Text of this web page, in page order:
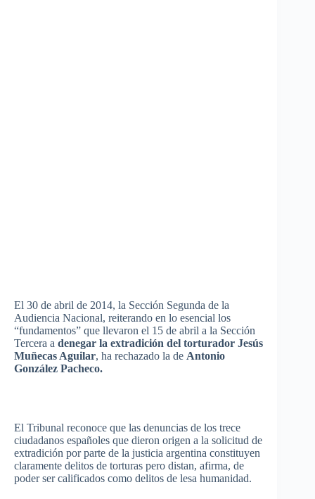
El 30 de abril de 2014, la Sección Segunda de la
Audiencia Nacional, reiterando en lo esencial los
“fundamentos” que llevaron el 15 de abril a la Sección
Tercera a denegar la extradición del torturador Jesús
Muñecas Aguilar, ha rechazado la de Antonio
González Pacheco.
El Tribunal reconoce que las denuncias de los trece
ciudadanos españoles que dieron origen a la solicitud de
extradición por parte de la justicia argentina constituyen
claramente delitos de torturas pero distan, afirma, de
poder ser calificados como delitos de lesa humanidad.